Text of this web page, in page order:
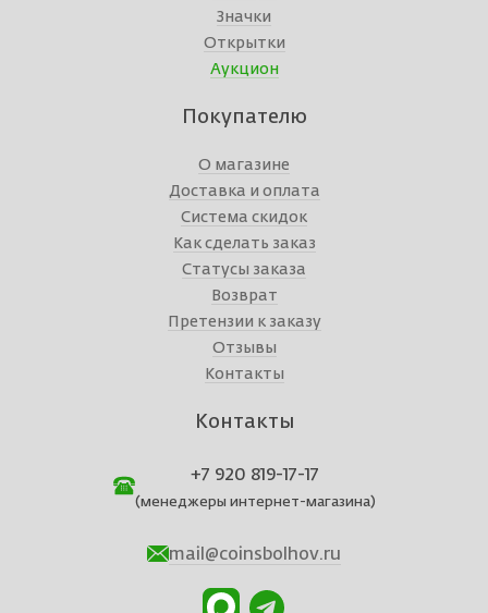
Значки
Открытки
Аукцион
Покупателю
О магазине
Доставка и оплата
Система скидок
Как сделать заказ
Статусы заказа
Возврат
Претензии к заказу
Отзывы
Контакты
Контакты
+7 920 819-17-17
(менеджеры интернет-магазина)
mail@coinsbolhov.ru